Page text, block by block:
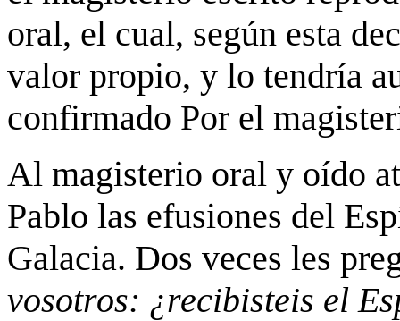
oral, el cual, según esta
valor propio, y lo tendría
confirmado Por el
Al magisterio oral y oído
Pablo las efusiones del
Galacia. Dos veces les
vosotros: ¿recibisteis el